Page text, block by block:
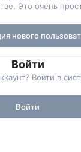
Это очень
нового
Войти
Войти в
Войти